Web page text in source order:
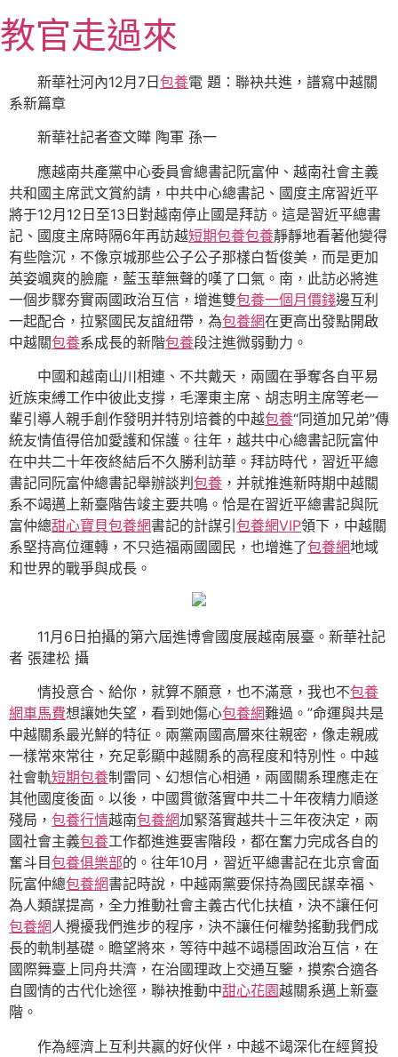
至
主
內
教官走過來
新華社河內12月7日 包養電 題：聯袂共進，譜寫中越關
系新篇章
新華社記者查文曄 陶軍 孫一
應越南共產黨中心委員會總書記阮富仲、越南社會主義
共和國主席武文賞約請，中共中心總書記、國度主席習近平
將于12月12日至13日對越南停止國是拜訪。這是習近平總書
記、國度主席時隔6年再訪越短期包養包養靜靜地看著他變得
有些陰沉，不像京城那些公子公子那樣白皙俊美，而是更加
英姿颯爽的臉龐，藍玉華無聲的嘆了口氣。南，此訪必將進
一個步驟夯實兩國政治互信，增進雙包養一個月價錢邊互利
一起配合，拉緊國民友誼紐帶，為包養網在更高出發點開啟
中越關包養系成長的新階包養段注進微弱動力。
中國和越南山川相連、不共戴天，兩國在爭奪各自平易
近族束縛工作中彼此支撐，毛澤東主席、胡志明主席等老一
輩引導人親手創作發明并特別培養的中越包養“同道加兄弟”傳
統友情值得倍加愛護和保護。往年，越共中心總書記阮富仲
在中共二十年夜終結后不久勝利訪華。拜訪時代，習近平總
書記同阮富仲總書記舉辦談判 包養 ，并就推進新時期中越關
系不竭邁上新臺階告竣主要共鳴。恰是在習近平總書記與阮
富仲總甜心寶貝包養網書記的計謀引 包養網VIP領下，中越關
系堅持高位運轉，不只造福兩國國民，也增進了包養網地域
和世界的戰爭與成長。
11月6日拍攝的第六屆進博會國度展越南展臺。新華社記
者 張建松 攝
情投意合、給你，就算不願意，也不滿意，我也不包養
網車馬費想讓她失望，看到她傷心包養網難過。”命運與共是
中越關系最光鮮的特征。兩黨兩國高層來往親密，像走親戚
一樣常來常往，充足彰顯中越關系的高程度和特別性。中越
社會軌短期包養制雷同、幻想信心相通，兩國關系理應走在
其他國度後面。以後，中國貫徹落實中共二十年夜精力順遂
殘局， 包養行情越南包養網加緊落實越共十三年夜決定，兩
國社會主義包養工作都進進要害階段，都在奮力完成各自的
奮斗目包養俱樂部的。往年10月，習近平總書記在北京會面
阮富仲總包養網書記時說，中越兩黨要保持為國民謀幸福、
為人類謀提高，全力推動社會主義古代化扶植，決不讓任何
包養網人攪擾我們進步的程序，決不讓任何權勢搖動我們成
長的軌制基礎。瞻望將來，等待中越不竭穩固政治互信，在
國際舞臺上同舟共濟，在治國理政上交通互鑒，摸索合適各
自國情的古代化途徑，聯袂推動中甜心花園越關系邁上新臺
階。
作為經濟上互利共贏的好伙伴，中越不竭深化在經貿投